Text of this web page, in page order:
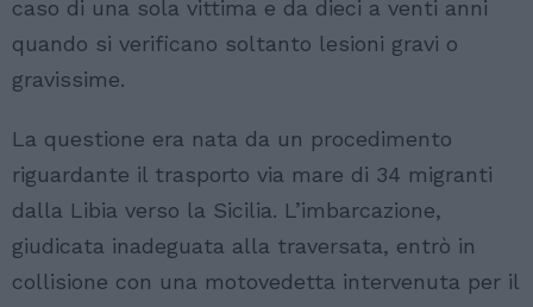
caso di una sola vittima e da dieci a venti anni
quando si verificano soltanto lesioni gravi o
gravissime.
La questione era nata da un procedimento
riguardante il trasporto via mare di 34 migranti
dalla Libia verso la Sicilia. L’imbarcazione,
giudicata inadeguata alla traversata, entrò in
collisione con una motovedetta intervenuta per il